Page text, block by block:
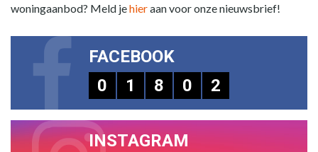
woningaanbod? Meld jehieraan voor onze nieuwsbrief!
FACEBOOK
0
1 8 0 2
INSTAGRAM